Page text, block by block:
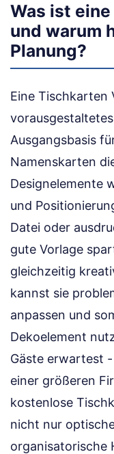
Was ist
und warum
Planung?
Eine Tischkarten
Ausgangsbasis
Namenskarten
Designelemente
und
Datei oder
gute Vorlage
gleichzeitig
kannst sie
anpassen und
Dekoelement
Gäste erwartest
einer größeren
kostenlose
nicht nur
organisatorische